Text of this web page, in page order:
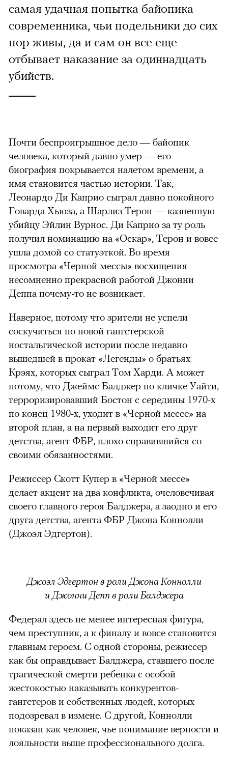
самая удачная попытка байопика
современника, чьи подельники до сих
пор живы, да и сам он все еще
отбывает наказание за одиннадцать
убийств.
Почти беспроигрышное дело — байопик
человека, который давно умер — его
биография покрывается налетом времени, а
имя становится частью истории. Так,
Леонардо Ди Каприо сыграл давно покойного
Говарда Хьюза, а Шарлиз Терон — казненную
убийцу Эйлин Вурнос. Ди Каприо за ту роль
получил номинацию на «Оскар», Терон и вовсе
ушла домой со статуэткой. Во время
просмотра «Черной мессы» восхищения
несомненно прекрасной работой Джонни
Деппа почему-то не возникает.
Наверное, потому что зрители не успели
соскучиться по новой гангстерской
ностальгической истории после недавно
вышедшей в прокат «Легенды» о братьях
Крэях, которых сыграл Том Харди. А может
потому, что Джеймс Балджер по кличке Уайти,
терроризировавший Бостон с середины 1970-х
по конец 1980-х, уходит в «Черной мессе» на
второй план, а на первый выходит его друг
детства, агент ФБР, плохо справившийся со
своими обязанностями.
Режиссер Скотт Купер в «Черной мессе»
делает акцент на два конфликта, очеловечивая
своего главного героя Балджера, а заодно и его
друга детства, агента ФБР Джона Коннолли
(Джоэл Эдгертон).
Джоэл Эдгертон в роли Джона Коннолли
и Джонни Депп в роли Балджера
Федерал здесь не менее интересная фигура,
чем преступник, а к финалу и вовсе становится
главным героем. С одной стороны, режиссер
как бы оправдывает Балджера, ставшего после
трагической смерти ребенка с особой
жестокостью наказывать конкурентов-
гангстеров и собственных людей, которых
подозревал в измене. С другой, Коннолли
показан как человек, чье понимание верности и
лояльности выше профессионального долга.